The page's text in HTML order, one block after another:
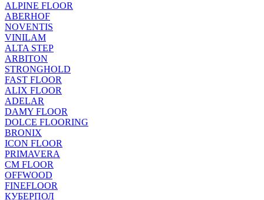
ALPINE FLOOR
ABERHOF
NOVENTIS
VINILAM
ALTA STEP
ARBITON
STRONGHOLD
FAST FLOOR
ALIX FLOOR
ADELAR
DAMY FLOOR
DOLCE FLOORING
BRONIX
ICON FLOOR
PRIMAVERA
CM FLOOR
OFFWOOD
FINEFLOOR
КУБЕРПОЛ